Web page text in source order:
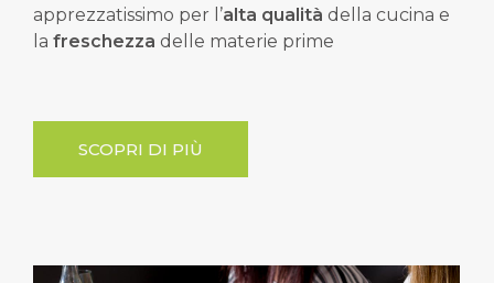
apprezzatissimo per l’alta qualità della cucina e
la freschezza delle materie prime
SCOPRI DI PIÙ